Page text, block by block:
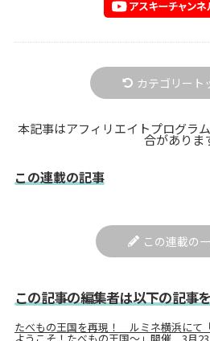
カテゴリート
本記事はアフィリエイトプログラ
合がありま
この連載の記事
この連載の
この記事の編集者は以下の記事
たべもの王国を再現！ ルミネ横浜にて